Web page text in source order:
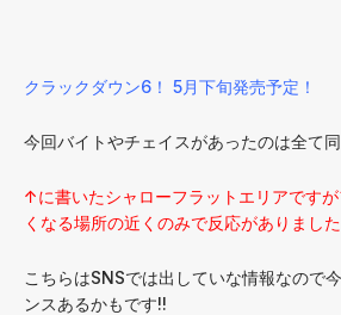
クラックダウン6！ 5月下旬発売予定！
今回バイトやチェイスがあったのは全て同
↑に書いたシャローフラットエリアです
くなる場所の近くのみで反応がありました
こちらはSNSでは出していな情報なので
ンスあるかもです!!